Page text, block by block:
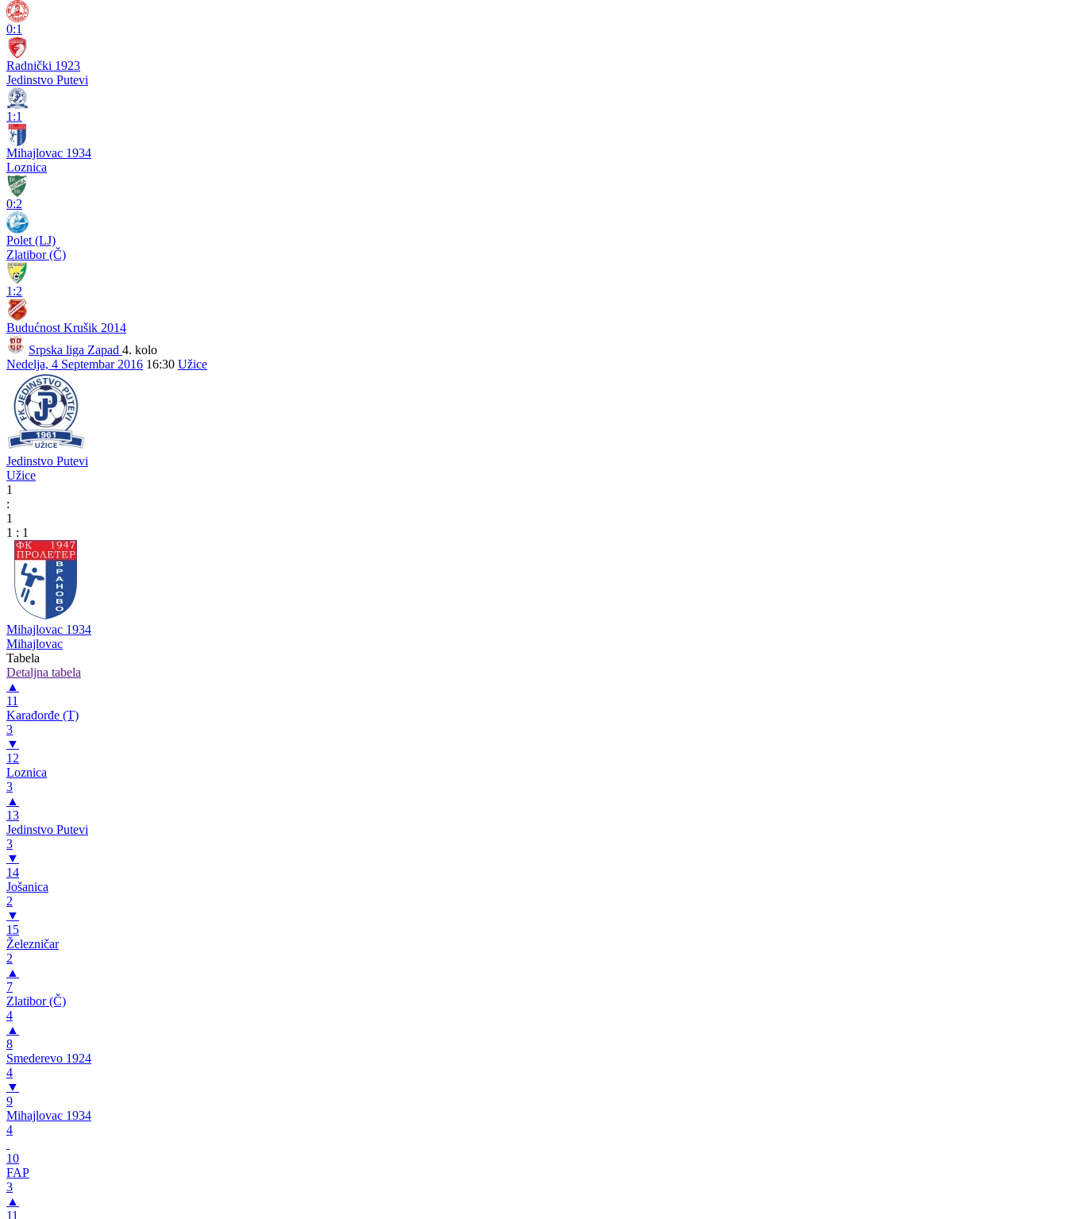
0:1
Radnički 1923
Jedinstvo Putevi
1:1
Mihajlovac 1934
Loznica
0:2
Polet (LJ)
Zlatibor (Č)
1:2
Budućnost Krušik 2014
Srpska liga Zapad 4. kolo
Nedelja, 4 Septembar 2016 16:30 Užice
Jedinstvo Putevi
Užice
1
:
1
1 : 1
Mihajlovac 1934
Mihajlovac
Tabela
Detaljna tabela
▲
11
Karađorđe (T)
3
▼
12
Loznica
3
▲
13
Jedinstvo Putevi
3
▼
14
Jošanica
2
▼
15
Železničar
2
▲
7
Zlatibor (Č)
4
▲
8
Smederevo 1924
4
▼
9
Mihajlovac 1934
4
10
FAP
3
▲
11